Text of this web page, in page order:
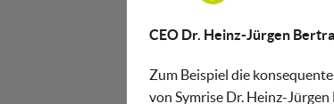
CEO Dr. Heinz-Jürgen
Zum Beispiel die
von Symrise Dr. Heinz-